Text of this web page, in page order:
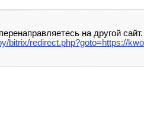
на другой
bitrix/redirect.php?goto=https://